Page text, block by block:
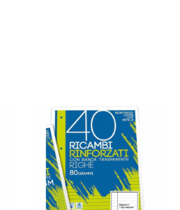
Aggiungi
ai
preferiti